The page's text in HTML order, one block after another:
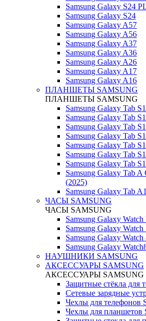
Samsung Galaxy S24
Samsung Galaxy S24
Samsung Galaxy A57
Samsung Galaxy A56
Samsung Galaxy A37
Samsung Galaxy A36
Samsung Galaxy A26
Samsung Galaxy A17
Samsung Galaxy A16
ПЛАНШЕТЫ SAMSUNG
ПЛАНШЕТЫ SAMSUNG
Samsung Galaxy Tab
Samsung Galaxy Tab
Samsung Galaxy Tab
Samsung Galaxy Tab
Samsung Galaxy Tab
Samsung Galaxy Tab
Samsung Galaxy Tab
Samsung Galaxy Tab
(2025)
Samsung Galaxy Tab
ЧАСЫ SAMSUNG
ЧАСЫ SAMSUNG
Samsung Galaxy
Samsung Galaxy Watch
Samsung Galaxy Watch
Samsung Galaxy
НАУШНИКИ SAMSUNG
АКСЕССУАРЫ SAMSUNG
АКСЕССУАРЫ SAMSUNG
Защитные стёкла для
Сетевые зарядные
Чехлы для телефонов
Чехлы для планшетов